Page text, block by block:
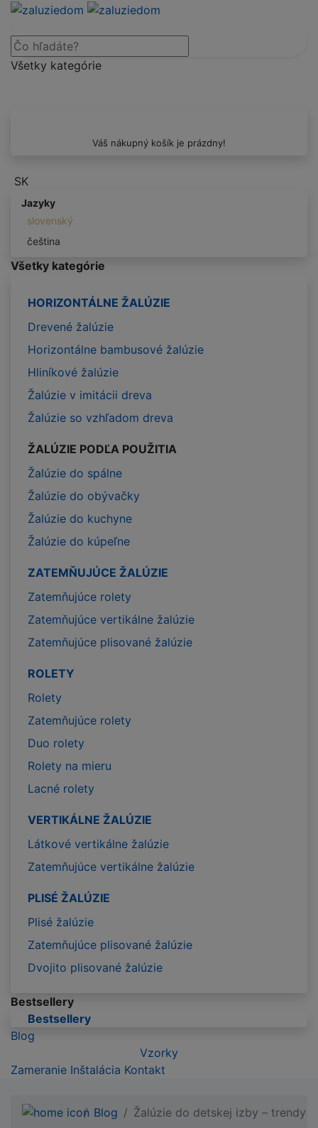
Všetky kategórie
Váš nákupný košík je prázdny!
SK
Jazyky
slovenský
čeština
Všetky kategórie
HORIZONTÁLNE ŽALÚZIE
Drevené žalúzie
Horizontálne bambusové žalúzie
Hliníkové žalúzie
Žalúzie v imitácii dreva
Žalúzie so vzhľadom dreva
ŽALÚZIE PODĽA POUŽITIA
Žalúzie do spálne
Žalúzie do obývačky
Žalúzie do kuchyne
Žalúzie do kúpeľne
ZATEMŇUJÚCE ŽALÚZIE
Zatemňujúce rolety
Zatemňujúce vertikálne žalúzie
Zatemňujúce plisované žalúzie
ROLETY
Rolety
Zatemňujúce rolety
Duo rolety
Rolety na mieru
Lacné rolety
VERTIKÁLNE ŽALÚZIE
Látkové vertikálne žalúzie
Zatemňujúce vertikálne žalúzie
PLISÉ ŽALÚZIE
Plisé žalúzie
Zatemňujúce plisované žalúzie
Dvojito plisované žalúzie
Bestsellery
Bestsellery
Blog
Vzorky
Zameranie Inštalácia Kontakt
Blog Žalúzie do detskej izby – trendy